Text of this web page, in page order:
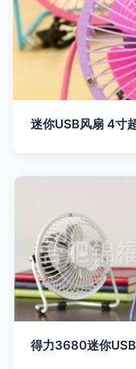
迷你USB风扇 4寸
得力3680迷你